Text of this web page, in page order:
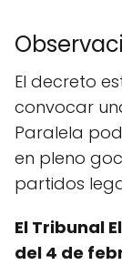
El decreto
convocar
Paralela
en pleno
partidos
El Tribunal
del 4 de